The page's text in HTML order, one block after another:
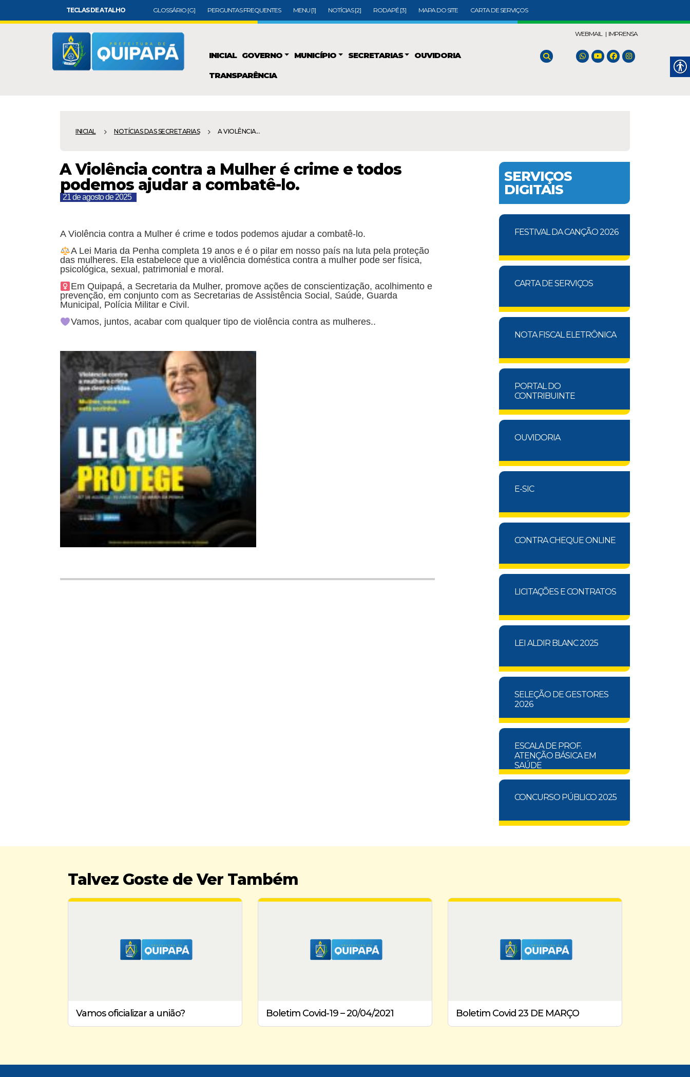
TECLAS DE ATALHO GLOSSÁRIO [G] PERGUNTAS FREQUENTES MENU [1] NOTÍCIAS [2] RODAPÉ [3] MAPA DO SITE CARTA DE SERVIÇOS
INICIAL GOVERNO MUNICÍPIO SECRETARIAS OUVIDORIA
TRANSPARÊNCIA
WEBMAIL | IMPRENSA
INICIAL NOTÍCIAS DAS SECRETARIAS ️A VIOLÊNCIA...
️A Violência contra a Mulher é crime e todos
podemos ajudar a combatê-lo.
21 de agosto de 2025
️A Violência contra a Mulher é crime e todos podemos ajudar a combatê-lo.
A Lei Maria da Penha completa 19 anos e é o pilar em nosso país na luta pela proteção
das mulheres. Ela estabelece que a violência doméstica contra a mulher pode ser física,
psicológica, sexual, patrimonial e moral.
Em Quipapá, a Secretaria da Mulher, promove ações de conscientização, acolhimento e
prevenção, em conjunto com as Secretarias de Assistência Social, Saúde, Guarda
Municipal, Polícia Militar e Civil.
Vamos, juntos, acabar com qualquer tipo de violência contra as mulheres..
SERVIÇOS
DIGITAIS
FESTIVAL DA CANÇÃO 2026
CARTA DE SERVIÇOS
NOTA FISCAL ELETRÔNICA
PORTAL DO
CONTRIBUINTE
OUVIDORIA
E-SIC
CONTRA CHEQUE ONLINE
LICITAÇÕES E CONTRATOS
LEI ALDIR BLANC 2025
SELEÇÃO DE GESTORES
2026
ESCALA DE PROF.
ATENÇÃO BÁSICA EM
SAÚDE
CONCURSO PÚBLICO 2025
Talvez Goste de Ver Também
Vamos oficializar a união? Boletim Covid-19 – 20/04/2021 Boletim Covid 23 DE MARÇO